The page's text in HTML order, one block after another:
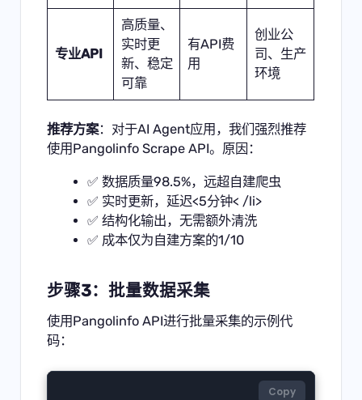
专业API
高质量、
实时更
新、稳定
可靠
有API费
用
创业公
司、生产
环境
推荐方案：对于AI Agent应用，我们强烈推荐
使用Pangolinfo Scrape API。原因：
✅ 数据质量98.5%，远超自建爬虫
✅ 实时更新，延迟<5分钟< /li>
✅ 结构化输出，无需额外清洗
✅ 成本仅为自建方案的1/10
步骤3：批量数据采集
使用Pangolinfo API进行批量采集的示例代
码：
Copy